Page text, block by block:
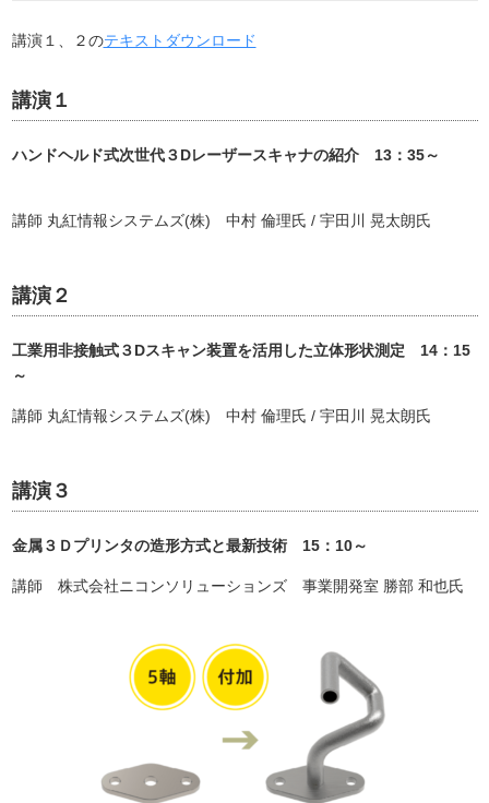
講演１、２のテキストダウンロード
講演１
ハンドヘルド式次世代３Dレーザースキャナの紹介 13：35～
講師 丸紅情報システムズ(株) 中村 倫理氏 / 宇田川 晃太朗氏
講演２
工業用非接触式３Dスキャン装置を活用した立体形状測定 14：15
～
講師 丸紅情報システムズ(株) 中村 倫理氏 / 宇田川 晃太朗氏
講演３
金属３Ｄプリンタの造形方式と最新技術 15：10～
講師 株式会社ニコンソリューションズ 事業開発室 勝部 和也氏